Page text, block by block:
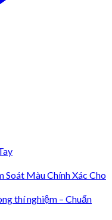
Màu Chính Xác Cho
thí nghiệm – Chuẩn